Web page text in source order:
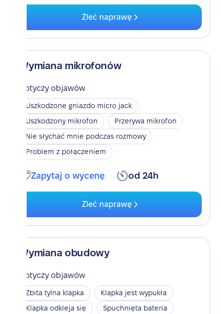
Zleć naprawę
Wymiana mikrofonów
Dotyczy objawów
Uszkodzone gniazdo micro jack
Uszkodzony mikrofon
Przerywa mikrofon
Nie słychać mnie podczas rozmowy
Problem z połączeniem
Zapytaj o wycenę od 24h
Zleć naprawę
Wymiana obudowy
Dotyczy objawów
Zbita tylna klapka
Klapka jest wypukła
Klapka odkleja się
Spuchnięta bateria